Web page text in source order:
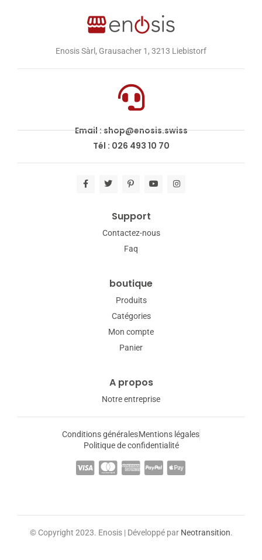
Enosis Sàrl, Grausacher 1, 3213 Liebistorf
Email : shop@enosis.swiss
Tél : 026 493 10 70
Support
Contactez-nous
Faq
boutique
Produits
Catégories
Mon compte
Panier
A propos
Notre entreprise
Conditions généralesMentions légales
Politique de confidentialité
© Copyright 2023. Enosis | Développé par Neotransition.